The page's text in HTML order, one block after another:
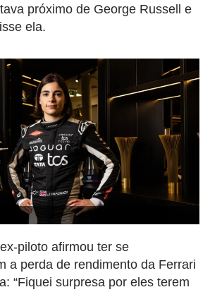
próximo de George Russell e
ela.
piloto afirmou ter se
a perda de rendimento da Ferrari
“Fiquei surpresa por eles terem